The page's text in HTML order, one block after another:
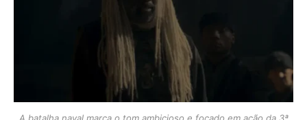
A batalha naval marca o tom ambicioso e focado em ação da 3ª